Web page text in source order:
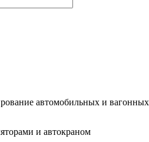
автомобильных и
и автокраном